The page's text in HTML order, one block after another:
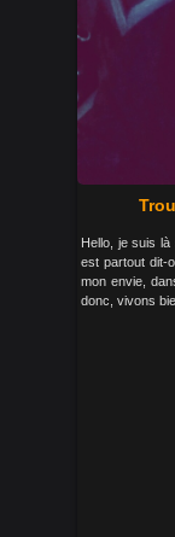
Hello, je suis
est partout dit-
mon envie,
donc, vivons